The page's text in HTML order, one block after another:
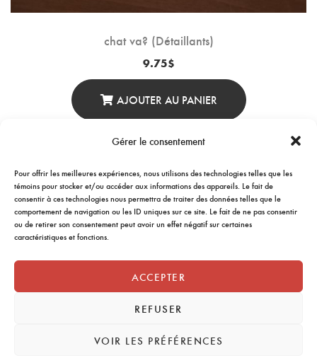
Gérer le consentement
Pour offrir les meilleures expériences, nous utilisons des technologies telles que les
témoins pour stocker et/ou accéder aux informations des appareils. Le fait de
consentir à ces technologies nous permettra de traiter des données telles que le
comportement de navigation ou les ID uniques sur ce site. Le fait de ne pas consentir
ou de retirer son consentement peut avoir un effet négatif sur certaines
caractéristiques et fonctions.
ACCEPTER
REFUSER
VOIR LES PRÉFÉRENCES
chat va? (Détaillants)
9.75$
AJOUTER AU PANIER
← 1 2 3 4 5 →